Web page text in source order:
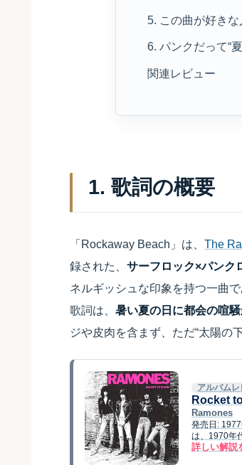
5. この曲が好き
6. パンクだって“
関連レビュー
1. 歌詞の概要
「Rockaway Beach」は、 The
録された、 サーフロック×パンク
ネルギッシュな印象を持つ一曲で
歌詞は、 暑い夏の日に都会の喧
ジや皮肉を含まず、ただ“太陽の
アルバム
Rocket
Ramones
発売日:
は、1970年
詳しい解説